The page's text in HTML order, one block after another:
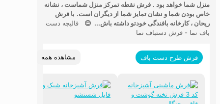
منزل شما خواهد بود . فرش نقطه تمرکز منزل شماست ، نشانه
خاص بودن شما و نشان تمایز شما از دیگران است. با فرش
ریحان ، کارخانه بافندگی خودتو داشته باش... 😊 قالیچه دست
باف نما - فرش دستباف نما
فرش طرح دست باف مشاهده همه